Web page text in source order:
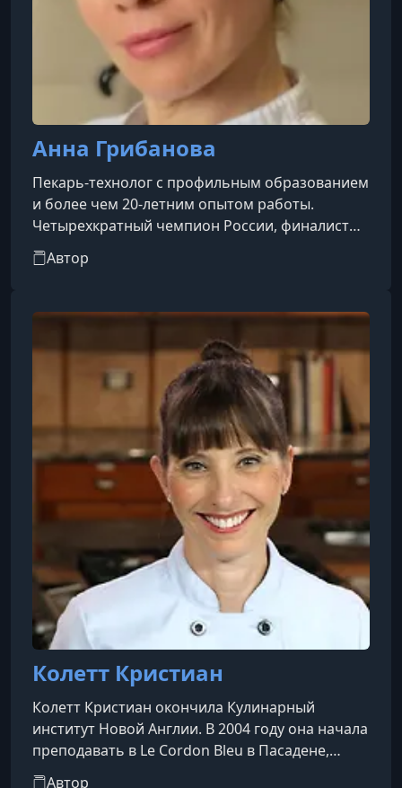
Анна Грибанова
Пекарь-технолог с профильным образованием
и более чем 20-летним опытом работы.
Четырехкратный чемпион России, финалист
Кубка Европы во Франции, участник двух
мировых кубков в Мюнхене и Париже, а также
в Париже.
Автор
Колетт Кристиан
Колетт Кристиан окончила Кулинарный
институт Новой Англии. В 2004 году она начала
преподавать в Le Cordon Bleu в Пасадене,
Калифорния, а сейчас проводит занятия по
Автор